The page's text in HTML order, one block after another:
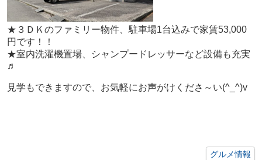
★３ＤＫのファミリー物件、駐車場1台込みで家賃53,000
円です！！
★室内洗濯機置場、シャンプードレッサーなど設備も充実
♬
見学もできますので、お気軽にお声がけくださ～い(^_^)v
グルメ情報